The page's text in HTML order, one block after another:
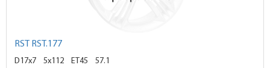
RST RST.177
D17x7 5x112 ET45
57.1